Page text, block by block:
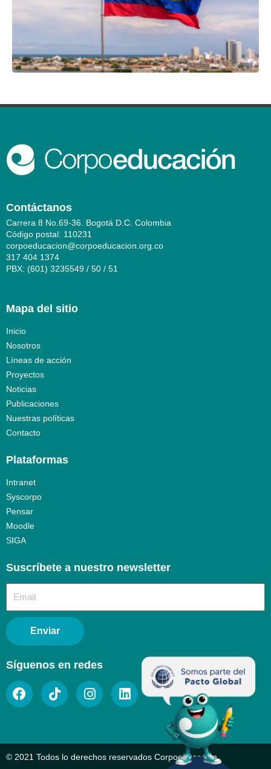
Contáctanos
Carrera 8 No.69-36. Bogotá D.C. Colombia
Código postal: 110231
corpoeducacion@corpoeducacion.org.co
317 404 1374
PBX: (601) 3235549 / 50 / 51
Mapa del sitio
Inicio
Nosotros
Líneas de acción
Proyectos
Noticias
Publicaciones
Nuestras políticas
Contacto
Plataformas
Intranet
Syscorpo
Pensar
Moodle
SIGA
Suscríbete a nuestro newsletter​
Enviar
Síguenos en redes
© 2021 Todos lo derechos reservados Corpoeducación